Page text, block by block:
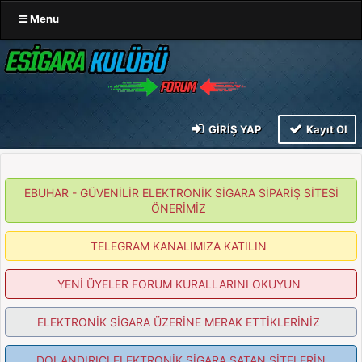
Menu
GIRIŞ YAP Kayıt Ol
EBUHAR - GÜVENİLİR ELEKTRONİK SİGARA SİPARİŞ SİTESİ
ÖNERİMİZ
TELEGRAM KANALIMIZA KATILIN
YENİ ÜYELER FORUM KURALLARINI OKUYUN
ELEKTRONİK SİGARA ÜZERİNE MERAK ETTİKLERİNİZ